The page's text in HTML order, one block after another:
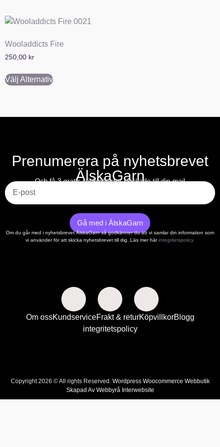
Wooladdicts Fire
250,00 kr
Välj Alternativ
Prenumerera på nyhetsbrevet
ÄlskaGarn
Och få 3 gratis stickmönster skickade till din mail
Gå med i ÄlskaGarn
Om du går med i nyhetsbrevet ÄlskaGarn så godkänner du att vi samlar din information som
vi använder för att skicka nyhetsbrevet till dig. Läs mer härintegritetspolicy.
Om ossKundserviceFrakt & returKöpvillkorBlogg
integritetspolicy
Copyright 2026 © All rights Reserved. Wordpress Woocommerce Webbutik
Skapad Av Webbyrå Interwebsite